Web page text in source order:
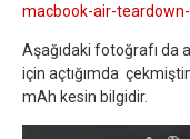
macbook-air-
Aşağıdaki fotoğrafı da
için açtığımda
mAh kesin bilgidir.